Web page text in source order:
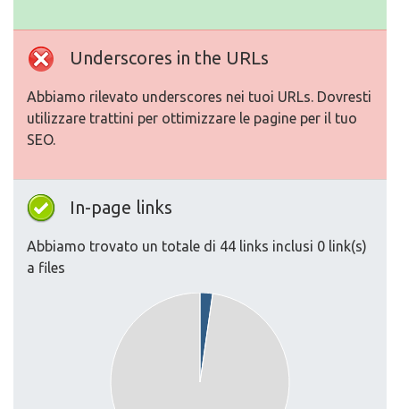
Underscores in the URLs
Abbiamo rilevato underscores nei tuoi URLs. Dovresti
utilizzare trattini per ottimizzare le pagine per il tuo
SEO.
In-page links
Abbiamo trovato un totale di 44 links inclusi 0 link(s)
a files